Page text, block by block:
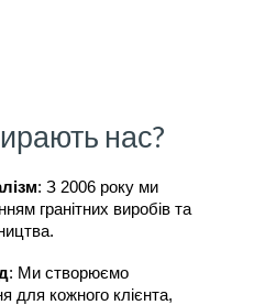
нас?
: З 2006 року ми
гранітних виробів та
: Ми створюємо
для кожного клієнта,